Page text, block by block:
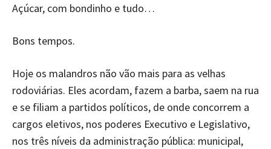
Açúcar, com bondinho e tudo…
Bons tempos.
Hoje os malandros não vão mais para as velhas
rodoviárias. Eles acordam, fazem a barba, saem na rua
e se filiam a partidos políticos, de onde concorrem a
cargos eletivos, nos poderes Executivo e Legislativo,
nos três níveis da administração pública: municipal,